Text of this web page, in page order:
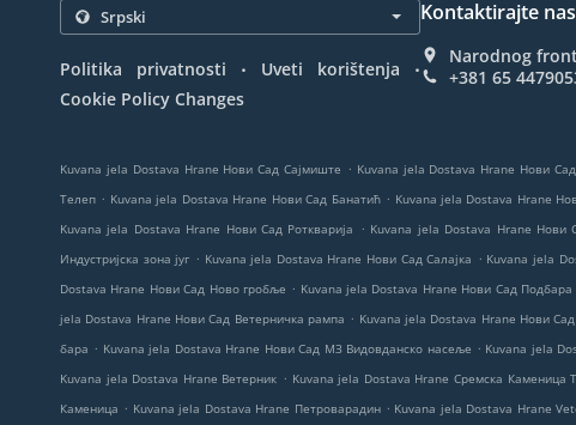
Politika privatnosti . Uveti korištenja .
Cookie Policy Changes
Kontaktirajte nas
Narodnog
+381 65
Kuvana jela Dostava Hrane Нови Сад Сајмиште . Kuvana jela Dostava Hrane Нови
Телеп . Kuvana jela Dostava Hrane Нови Сад Банатић . Kuvana jela Dostava Hrane
Kuvana jela Dostava Hrane Нови Сад Роткварија
. Kuvana jela Dostava Hrane Нови
Индустријска зона југ . Kuvana jela Dostava Hrane Нови Сад Салајка . Kuvana jela
Dostava Hrane Нови Сад Ново гробље . Kuvana jela Dostava Hrane Нови Сад Подбара
jela Dostava Hrane Нови Сад Ветерничка рампа . Kuvana jela Dostava Hrane Нови
бара . Kuvana jela Dostava Hrane Нови Сад МЗ Видовданско насеље . Kuvana jela
Kuvana jela Dostava Hrane Ветерник . Kuvana jela Dostava Hrane Сремска Каменица
Каменица . Kuvana jela Dostava Hrane Петроварадин . Kuvana jela Dostava Hrane